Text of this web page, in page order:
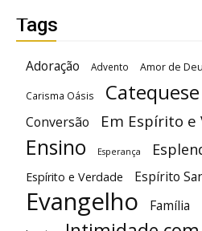
Tags
Adoração Advento Amor de
Carisma Oásis Catequese
Conversão Em Espírito e
Ensino Esperança
Espírito e Verdade Espírito
Evangelho Família